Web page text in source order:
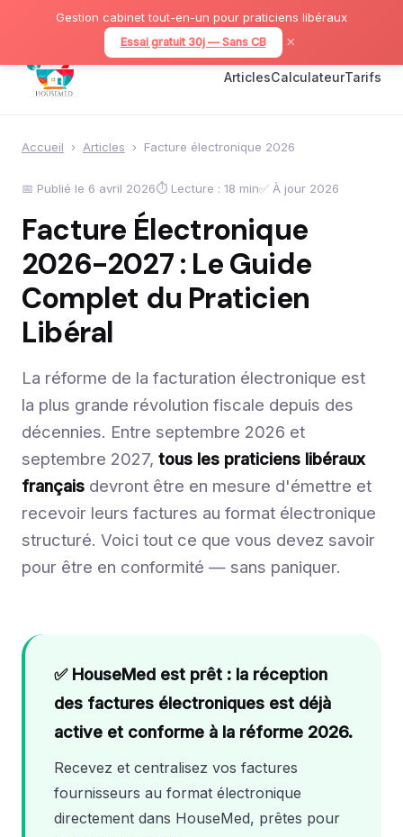
Gestion cabinet tout-en-un pour praticiens libéraux
Essai gratuit 30j — Sans CB ×
ArticlesCalculateurTarifs
Accueil › Articles › Facture électronique 2026
📅 Publié le 6 avril 2026⏱ Lecture : 18 min✅ À jour 2026
Facture Électronique
2026-2027 : Le Guide
Complet du Praticien
Libéral
La réforme de la facturation électronique est
la plus grande révolution fiscale depuis des
décennies. Entre septembre 2026 et
septembre 2027, tous les praticiens libéraux
français devront être en mesure d'émettre et
recevoir leurs factures au format électronique
structuré. Voici tout ce que vous devez savoir
pour être en conformité — sans paniquer.
✅ HouseMed est prêt : la réception
des factures électroniques est déjà
active et conforme à la réforme 2026.
Recevez et centralisez vos factures
fournisseurs au format électronique
directement dans HouseMed, prêtes pour